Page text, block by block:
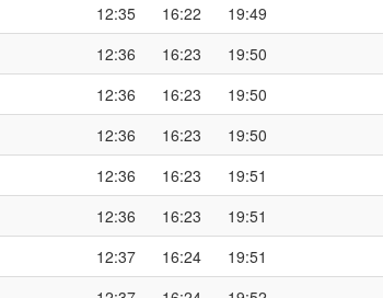
12:35 16:22 19:49
12:36 16:23 19:50
12:36 16:23 19:50
12:36 16:23 19:50
12:36 16:23 19:51
12:36 16:23 19:51
12:37 16:24 19:51